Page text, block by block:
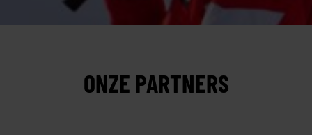
ONZE PARTNERS